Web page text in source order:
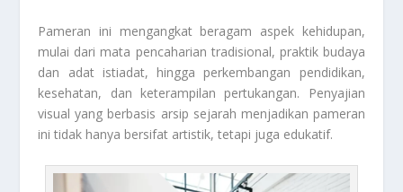
Pameran ini mengangkat beragam aspek kehidupan,
mulai dari mata pencaharian tradisional, praktik budaya
dan adat istiadat, hingga perkembangan pendidikan,
kesehatan, dan keterampilan pertukangan. Penyajian
visual yang berbasis arsip sejarah menjadikan pameran
ini tidak hanya bersifat artistik, tetapi juga edukatif.